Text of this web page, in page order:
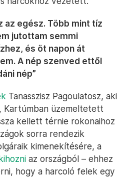
az egész. Több mint tíz
jutottam semmi
és öt napon át
A nép szenved ettől
nép”
Tanasszisz Pagoulatosz, aki
Kartúmban üzemeltetett
kellett térnie rokonaihoz
sorra rendezik
kimenekítésére, a
az országból – ehhez
hogy a harcoló felek egy